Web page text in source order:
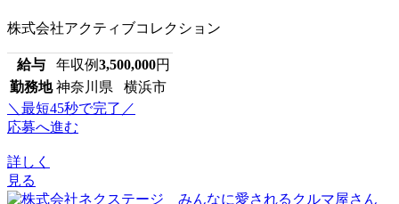
株式会社アクティブコレクション
給与 年収例3,500,000円
勤務地 神奈川県 横浜市
＼最短45秒で完了／
応募へ進む
詳しく
見る